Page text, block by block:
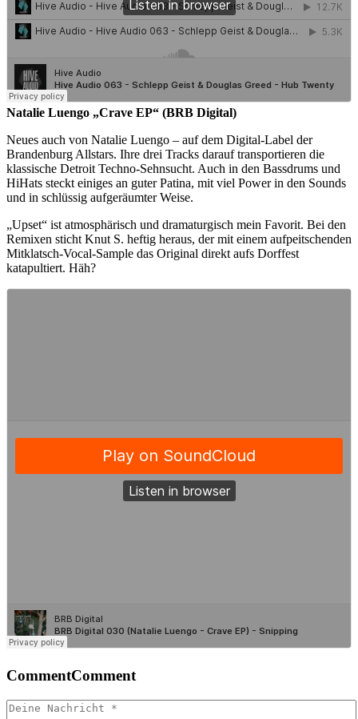
Natalie Luengo „Crave EP“ (BRB Digital)
Neues auch von Natalie Luengo – auf dem Digital-Label der
Brandenburg Allstars. Ihre drei Tracks darauf transportieren die
klassische Detroit Techno-Sehnsucht. Auch in den Bassdrums und
HiHats steckt einiges an guter Patina, mit viel Power in den Sounds
und in schlüssig aufgeräumter Weise.
„Upset“ ist atmosphärisch und dramaturgisch mein Favorit. Bei den
Remixen sticht Knut S. heftig heraus, der mit einem aufpeitschenden
Mitklatsch-Vocal-Sample das Original direkt aufs Dorffest
katapultiert. Häh?
CommentComment